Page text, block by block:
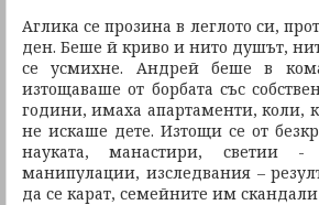
Аглика се прозина в леглото си,
ден. Беше й криво и нито душът,
се усмихне. Андрей беше в
изтощаваше от борбата със
години, имаха апартаменти, коли,
не искаше дете. Изтощи се от
науката, манастири, светии -
манипулации, изследвания –
да се карат, семейните им